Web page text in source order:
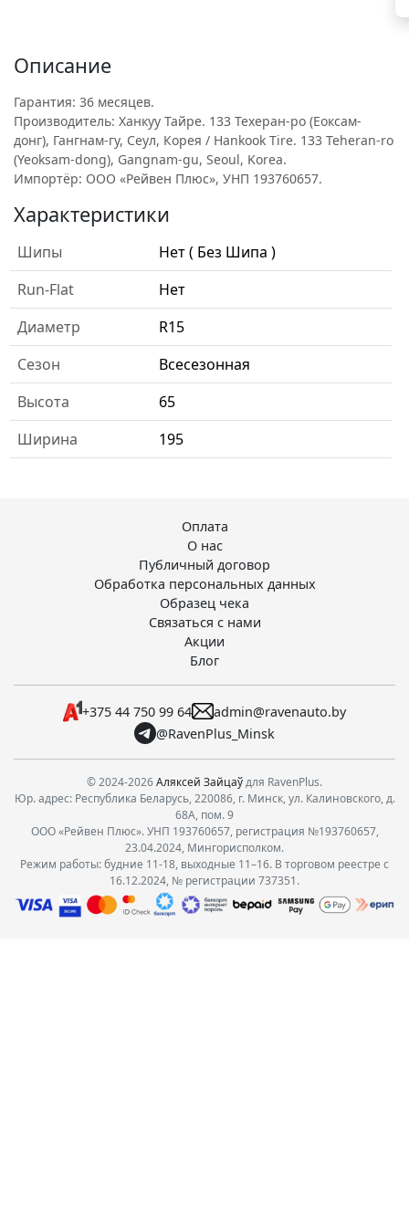
Описание
Гарантия: 36 месяцев.
Производитель: Ханкуу Тайре. 133 Техеран-ро (Еоксам-
донг), Гангнам-гу, Сеул, Корея / Hankook Tire. 133 Teheran-ro
(Yeoksam-dong), Gangnam-gu, Seoul, Korea.
Импортёр: ООО «Рейвен Плюс», УНП 193760657.
Характеристики
Шипы
Нет ( Без Шипа )
Run-Flat
Нет
Диаметр
R15
Сезон
Всесезонная
Высота
65
Ширина
195
Оплата
О нас
Публичный договор
Обработка персональных данных
Образец чека
Связаться с нами
Акции
Блог
+375 44 750 99 64
admin@ravenauto.by
@RavenPlus_Minsk
© 2024-2026Аляксей Зайцаўдля RavenPlus.
Юр. адрес: Республика Беларусь, 220086, г. Минск, ул. Калиновского, д.
68А, пом. 9
ООО «Рейвен Плюс». УНП 193760657, регистрация №193760657,
23.04.2024, Мингорисполком.
Режим работы: будние 11-18, выходные 11–16. В торговом реестре с
16.12.2024, № регистрации 737351.